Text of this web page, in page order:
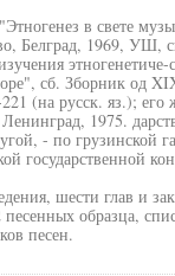
в свете
Белград, 1969, УШ,
этногенетиче-
сб. Зборник од
(на русск. яз.);
1975.
- по грузинской
государственной
шести глав и
образца,
песен.